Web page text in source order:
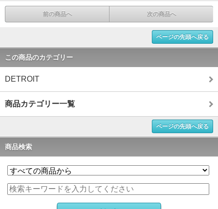
前の商品へ 次の商品へ
ページの先頭へ戻る
この商品のカテゴリー
DETROIT
商品カテゴリー一覧
ページの先頭へ戻る
商品検索